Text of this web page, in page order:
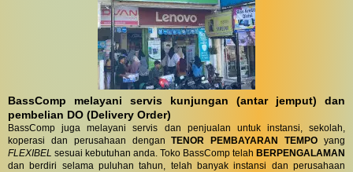
BassComp melayani servis kunjungan (antar jemput) dan
pembelian DO (Delivery Order)
BassComp juga melayani servis dan penjualan untuk instansi, sekolah,
koperasi dan perusahaan denganTENOR PEMBAYARAN TEMPO yang
FLEXIBEL sesuai kebutuhan anda. Toko BassComp telah BERPENGALAMAN
dan berdiri selama puluhan tahun, telah banyak instansi dan perusahaan